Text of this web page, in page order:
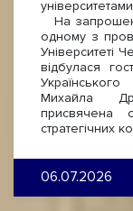
На
одному з
Університеті
відбулася
Михайла
присвячена
стратегічних
06.07.2026